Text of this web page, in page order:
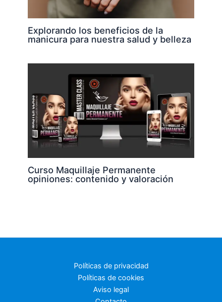
Explorando los beneficios de la
manicura para nuestra salud y belleza
Curso Maquillaje Permanente
opiniones: contenido y valoración
Políticas de privacidad
Políticas de cookies
Aviso legal